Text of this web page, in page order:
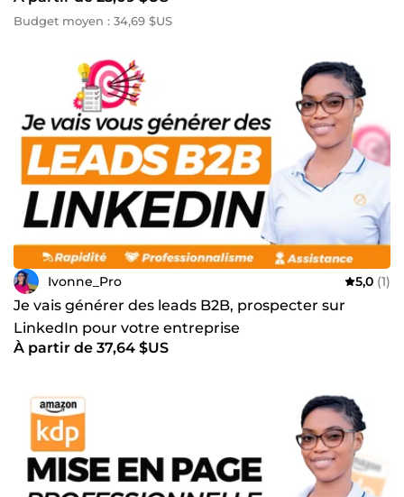
Budget moyen : 34,69 $US
Ivonne_Pro 5,0 (1)
Je vais générer des leads B2B, prospecter sur
LinkedIn pour votre entreprise
À partir de 37,64 $US